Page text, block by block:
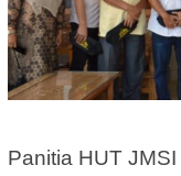
Panitia HUT